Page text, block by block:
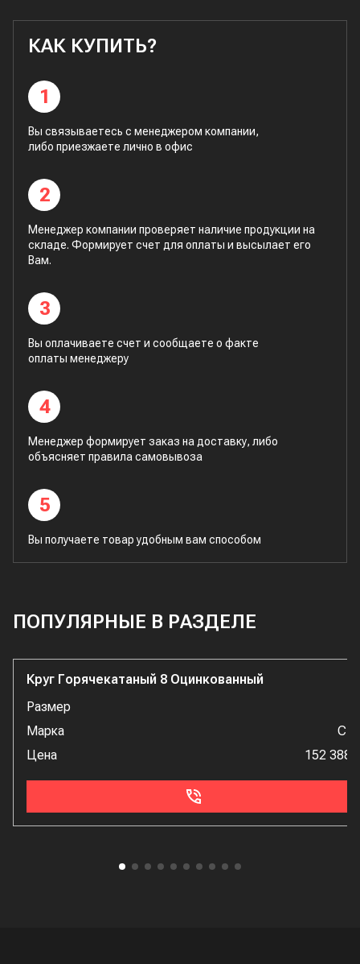
КАК КУПИТЬ?
1
Вы связываетесь с менеджером компании,
либо приезжаете лично в офис
2
Менеджер компании проверяет наличие продукции на
складе. Формирует счет для оплаты и высылает его
Вам.
3
Вы оплачиваете счет и сообщаете о факте
оплаты менеджеру
4
Менеджер формирует заказ на доставку, либо
объясняет правила самовывоза
5
Вы получаете товар удобным вам способом
ПОПУЛЯРНЫЕ В РАЗДЕЛЕ
Круг Горячекатаный 8 Оцинкованный
Размер
Марка
Ст3
Цена
152 388 ₽